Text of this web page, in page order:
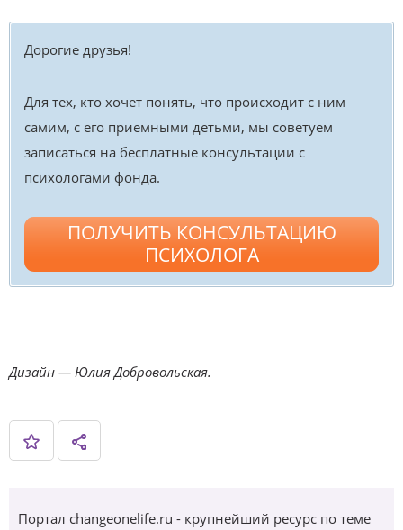
Дорогие друзья!
Для тех, кто хочет понять, что происходит с ним
самим, с его приемными детьми, мы советуем
записаться на бесплатные консультации с
психологами фонда.
ПОЛУЧИТЬ КОНСУЛЬТАЦИЮ
ПСИХОЛОГА
Дизайн — Юлия Добровольская.
Портал changeonelife.ru - крупнейший ресурс по теме